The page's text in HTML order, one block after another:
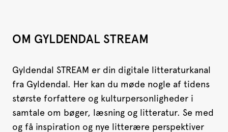
OM GYLDENDAL STREAM
Gyldendal STREAM er din digitale litteraturkanal
fra Gyldendal. Her kan du møde nogle af tidens
største forfattere og kulturpersonligheder i
samtale om bøger, læsning og litteratur. Se med
og få inspiration og nye litterære perspektiver